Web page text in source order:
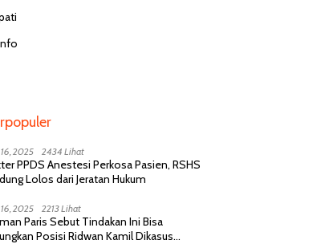
di Malang
Medsos
2025 2434 Lihat
PPDS Anestesi Perkosa Pasien, RSHS
Lolos dari Jeratan Hukum
2025 2213 Lihat
Paris Sebut Tindakan Ini Bisa
Posisi Ridwan Kamil Dikasus